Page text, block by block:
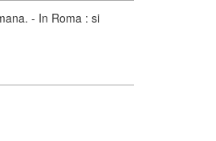
- In Roma : si